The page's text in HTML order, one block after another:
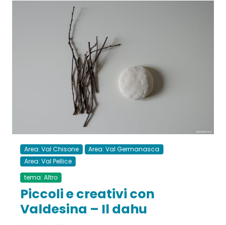
Area: Val Chisone
Area: Val Germanasca
Area: Val Pellice
tema: Altro
Piccoli e creativi con
Valdesina – Il dahu